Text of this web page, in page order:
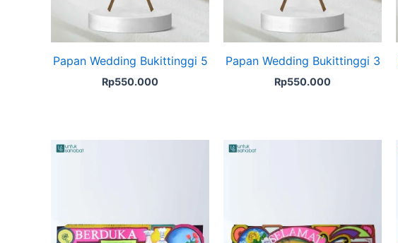
Papan Wedding Bukittinggi 5
Rp550.000
Papan Wedding Bukittinggi 3
Rp550.000